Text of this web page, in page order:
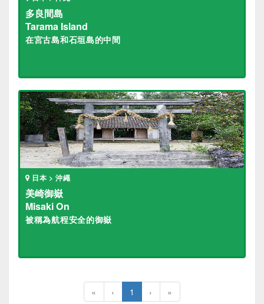
多良間島
Tarama Island
在宮古島和石垣島的中間
日本 > 沖繩
美崎御嶽
Misaki On
被稱為航程安全的御嶽
« ‹ 1 › »